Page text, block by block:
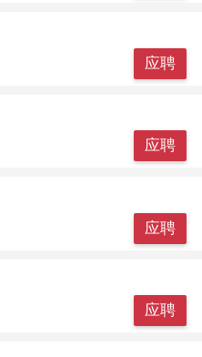
应聘
应聘
应聘
应聘